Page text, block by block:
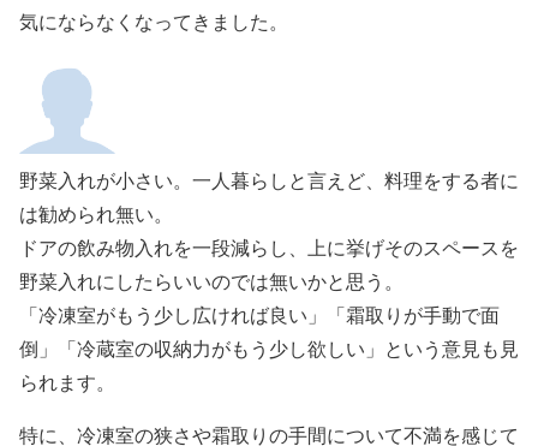
気にならなくなってきました。
野菜入れが小さい。一人暮らしと言えど、料理をする者に
は勧められ無い。
ドアの飲み物入れを一段減らし、上に挙げそのスペースを
野菜入れにしたらいいのでは無いかと思う。
「冷凍室がもう少し広ければ良い」「霜取りが手動で面
倒」「冷蔵室の収納力がもう少し欲しい」という意見も見
られます。
特に、冷凍室の狭さや霜取りの手間について不満を感じて